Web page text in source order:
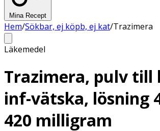
Mina Recept
Hem/Sökbar, ej köpb, ej kat/Trazimera
Läkemedel
Trazimera, pulv till
inf-vätska, lösning
420 milligram